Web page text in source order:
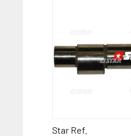
Star Ref.